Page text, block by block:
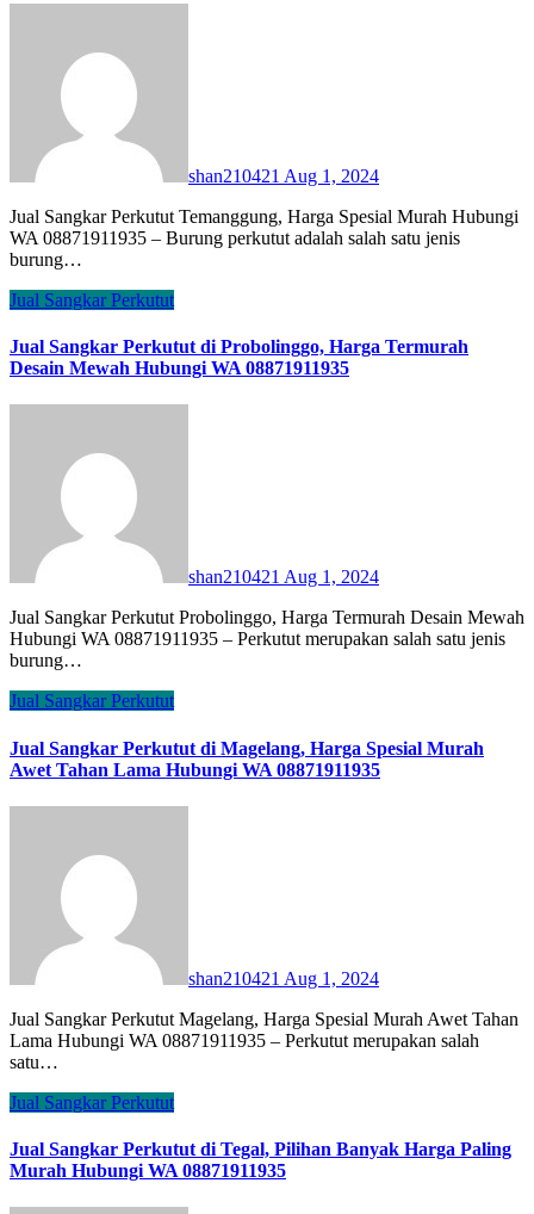
shan210421 Aug 1, 2024
Jual Sangkar Perkutut Temanggung, Harga Spesial Murah Hubungi
WA 08871911935 – Burung perkutut adalah salah satu jenis
burung…
Jual Sangkar Perkutut
Jual Sangkar Perkutut di Probolinggo, Harga Termurah
Desain Mewah Hubungi WA 08871911935
shan210421 Aug 1, 2024
Jual Sangkar Perkutut Probolinggo, Harga Termurah Desain Mewah
Hubungi WA 08871911935 – Perkutut merupakan salah satu jenis
burung…
Jual Sangkar Perkutut
Jual Sangkar Perkutut di Magelang, Harga Spesial Murah
Awet Tahan Lama Hubungi WA 08871911935
shan210421 Aug 1, 2024
Jual Sangkar Perkutut Magelang, Harga Spesial Murah Awet Tahan
Lama Hubungi WA 08871911935 – Perkutut merupakan salah
satu…
Jual Sangkar Perkutut
Jual Sangkar Perkutut di Tegal, Pilihan Banyak Harga Paling
Murah Hubungi WA 08871911935